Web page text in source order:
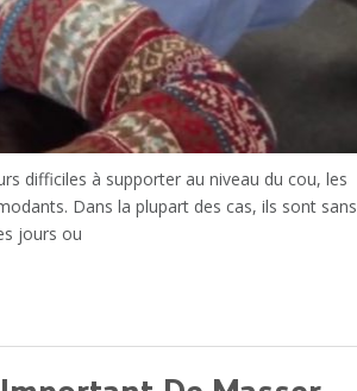
difficiles à supporter au niveau du cou, les
Dans la plupart des cas, ils sont sans
jours ou